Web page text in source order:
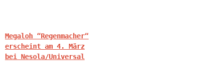
Megaloh “Regenmacher“
erscheint am 4. März
bei Nesola/Universal